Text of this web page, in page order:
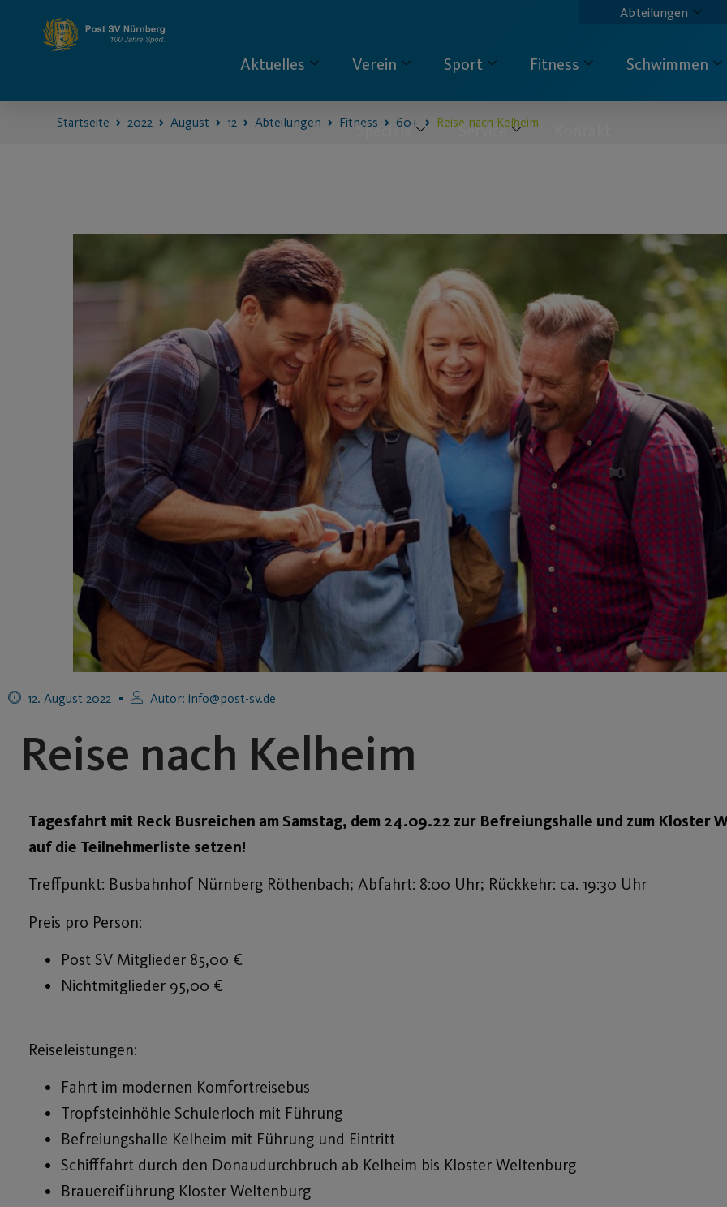
Abteilungen
Aktuelles Verein Sport Fitness Schwimmen
Specials Service
Startseite 2022 August 12 Abteilungen Fitness 60+ Reise nach Kelheim
12. August 2022 Autor: info@post-sv.de
Reise nach Kelheim
Tagesfahrt mit Reck Busreichen am Samstag, dem 24.09.22 zur Befreiungshalle und zum Kloster
auf die Teilnehmerliste setzen!
Treffpunkt: Busbahnhof Nürnberg Röthenbach; Abfahrt: 8:00 Uhr; Rückkehr: ca. 19:30 Uhr
Preis pro Person:
Post SV Mitglieder 85,00 €
Nichtmitglieder 95,00 €
Reiseleistungen:
Fahrt im modernen Komfortreisebus
Tropfsteinhöhle Schulerloch mit Führung
Befreiungshalle Kelheim mit Führung und Eintritt
Schifffahrt durch den Donaudurchbruch ab Kelheim bis Kloster Weltenburg
Brauereiführung Kloster Weltenburg